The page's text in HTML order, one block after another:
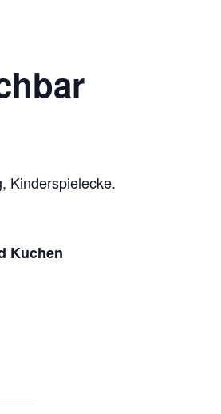
Kinderspielecke.
Kuchen